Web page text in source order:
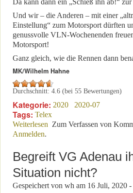
Da kann dann ein „Schieß ihn ab!“
Und wir – die Anderen – mit einer
Einstellung“ zum Motorsport dürften
genussvolle VLN-Wochenenden
Motorsport!
Ganz gleich, wie die Rennen dann
MK/Wilhelm Hahne
Durchschnitt: 4.6 (bei 55 Bewertungen)
Kategorie: 2020 2020-07
Tags: Telex
Weiterlesen über DTM: Die VLN hat
Zum Verfassen von
Anmelden.
Begreift VG Adenau
Situation nicht?
Gespeichert von wh am 16 Juli, 2020